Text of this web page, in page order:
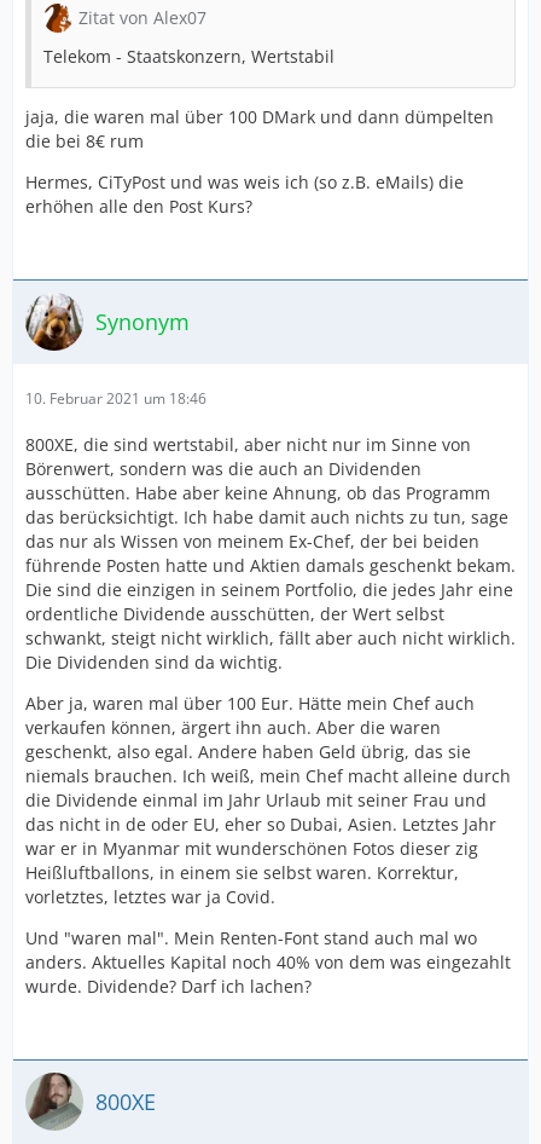
Zitat von Alex07
Telekom - Staatskonzern, Wertstabil
jaja, die waren mal über 100 DMark und dann dümpelten
die bei 8€ rum
Hermes, CiTyPost und was weis ich (so z.B. eMails) die
erhöhen alle den Post Kurs?
Synonym
10. Februar 2021 um 18:46
800XE, die sind wertstabil, aber nicht nur im Sinne von
Börenwert, sondern was die auch an Dividenden
ausschütten. Habe aber keine Ahnung, ob das Programm
das berücksichtigt. Ich habe damit auch nichts zu tun, sage
das nur als Wissen von meinem Ex-Chef, der bei beiden
führende Posten hatte und Aktien damals geschenkt bekam.
Die sind die einzigen in seinem Portfolio, die jedes Jahr eine
ordentliche Dividende ausschütten, der Wert selbst
schwankt, steigt nicht wirklich, fällt aber auch nicht wirklich.
Die Dividenden sind da wichtig.
Aber ja, waren mal über 100 Eur. Hätte mein Chef auch
verkaufen können, ärgert ihn auch. Aber die waren
geschenkt, also egal. Andere haben Geld übrig, das sie
niemals brauchen. Ich weiß, mein Chef macht alleine durch
die Dividende einmal im Jahr Urlaub mit seiner Frau und
das nicht in de oder EU, eher so Dubai, Asien. Letztes Jahr
war er in Myanmar mit wunderschönen Fotos dieser zig
Heißluftballons, in einem sie selbst waren. Korrektur,
vorletztes, letztes war ja Covid.
Und "waren mal". Mein Renten-Font stand auch mal wo
anders. Aktuelles Kapital noch 40% von dem was eingezahlt
wurde. Dividende? Darf ich lachen?
800XE